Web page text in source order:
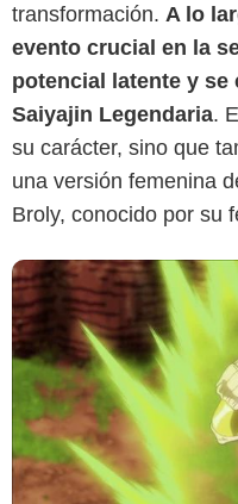
transformación. A lo
evento crucial en la
potencial latente y se
Saiyajin Legendaria.
su carácter, sino que
una versión femenina
Broly, conocido por su